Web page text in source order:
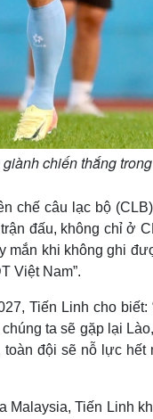
chiến thắng
chế câu lạc bộ
đấu, không chỉ ở
mắn khi không ghi
Việt Nam”.
Tiến Linh cho
ta sẽ gặp lại
đội sẽ nỗ lực
Tiến Linh